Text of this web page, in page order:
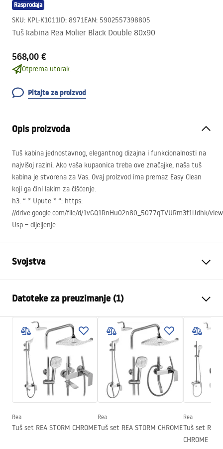
Rasprodaja
SKU: KPL-K1011ID: 8971EAN: 5902557398805
Tuš kabina Rea Molier Black Double 80x90
568,00 €
Otprema utorak.
Pitajte za proizvod
Opis proizvoda
Tuš kabina jednostavnog, elegantnog dizajna i funkcionalnosti na
najvišoj razini. Ako vaša kupaonica treba ove značajke, naša tuš
kabina je stvorena za Vas. Ovaj proizvod ima premaz Easy Clean
koji ga čini lakim za čišćenje.
h3. “ * Upute * “: https:
//drive.google.com/file/d/1vGQ1RnHu02n80_5077qTVURm3f1lJdhk/
Usp = dijeljenje
Svojstva
Boja
Black
Tip kabine
Ugao
Boja stakla
Transparent 6mm
Način otvaranja
obostrano sklopivi
Montaža
Na tuš kadi ili podu
Visina (mm)
1900mm
Smjer kabine
Univerzalan
Jamstvo
Premaz Easy Clean
Da, s obje strane stakla
Datoteke za preuzimanje (1)
shower manual
shower manual.pdf
Rea
Tuš set REA STORM CHROME
Rea
Tuš set REA STORM CHROME
Rea
Tuš set REA
CHROME